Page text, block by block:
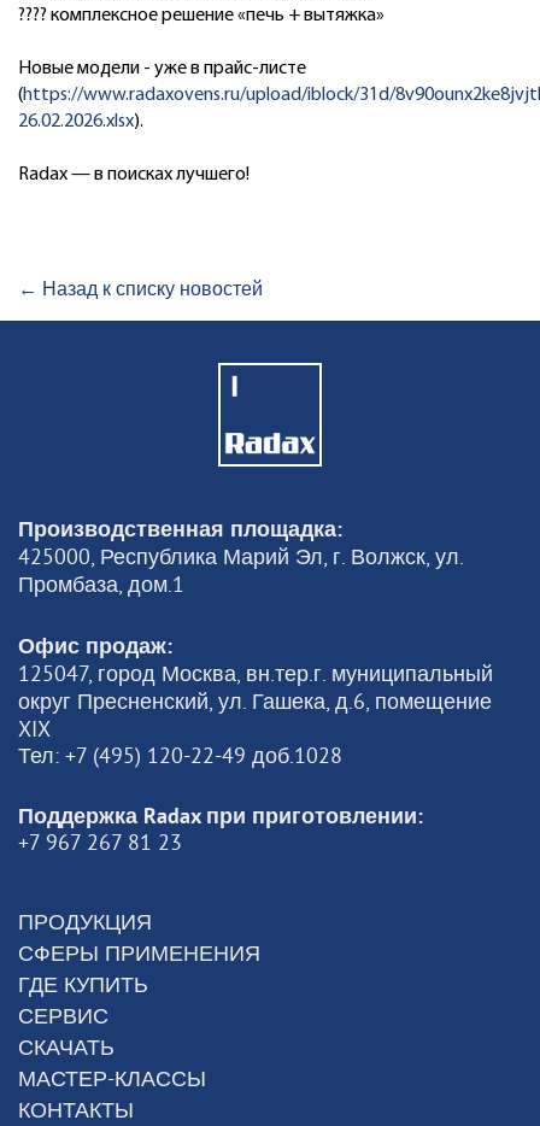
???? комплексное решение «печь + вытяжка»
Новые модели - уже в прайс-листе
(https://www.radaxovens.ru/upload/iblock/31d/
26.02.2026.xlsx).
Radax — в поисках лучшего!
← Назад к списку новостей
Производственная площадка:
425000, Республика Марий Эл, г. Волжск, ул.
Промбаза, дом.1
Офис продаж:
125047, город Москва, вн.тер.г. муниципальный
округ Пресненский, ул. Гашека, д.6, помещение
XIX
Тел: +7 (495) 120-22-49 доб.1028
Поддержка Radax при приготовлении:
+7 967 267 81 23
ПРОДУКЦИЯ
СФЕРЫ ПРИМЕНЕНИЯ
ГДЕ КУПИТЬ
СЕРВИС
СКАЧАТЬ
МАСТЕР-КЛАССЫ
КОНТАКТЫ